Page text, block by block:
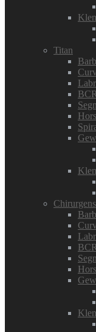
Titan